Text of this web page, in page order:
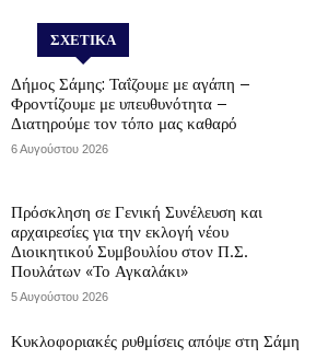
ΣΧΕΤΙΚΆ
Δήμος Σάμης: Ταΐζουμε με αγάπη –
Φροντίζουμε με υπευθυνότητα –
Διατηρούμε τον τόπο μας καθαρό
6 Αυγούστου 2026
Πρόσκληση σε Γενική Συνέλευση και
αρχαιρεσίες για την εκλογή νέου
Διοικητικού Συμβουλίου στον Π.Σ.
Πουλάτων «Το Αγκαλάκι»
5 Αυγούστου 2026
Κυκλοφοριακές ρυθμίσεις απόψε στη Σάμη